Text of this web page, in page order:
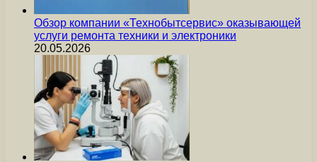
Обзор компании «Технобытсервис» оказывающей
услуги ремонта техники и электроники
20.05.2026